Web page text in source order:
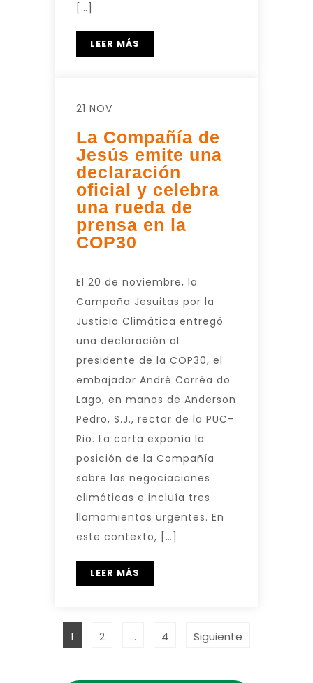
[…]
LEER MÁS
21 NOV
La Compañía de
Jesús emite una
declaración
oficial y celebra
una rueda de
prensa en la
COP30
El 20 de noviembre, la
Campaña Jesuitas por la
Justicia Climática entregó
una declaración al
presidente de la COP30, el
embajador André Corrêa do
Lago, en manos de Anderson
Pedro, S.J., rector de la PUC-
Rio. La carta exponía la
posición de la Compañía
sobre las negociaciones
climáticas e incluía tres
llamamientos urgentes. En
este contexto, […]
LEER MÁS
1 2 … 4 Siguiente